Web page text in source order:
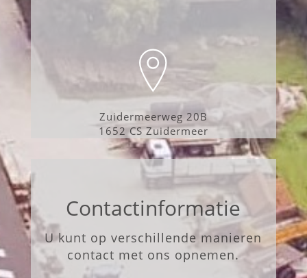
Zuidermeerweg 20B
1652 CS Zuidermeer
Contactinformatie
U kunt op verschillende manieren
contact met ons opnemen.